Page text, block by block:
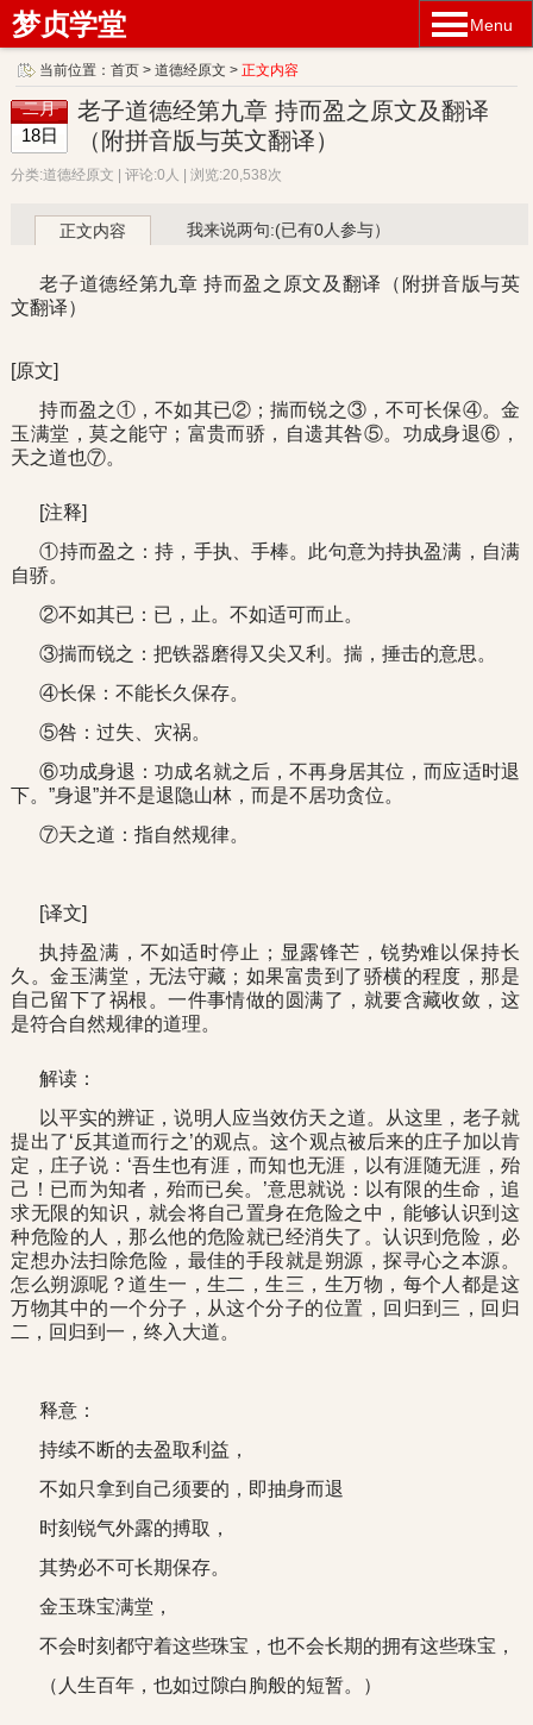
Menu
梦贞学堂
当前位置：首页 >道德经原文 >正文内容
二月
18日
老子道德经第九章 持而盈之原文及翻译
（附拼音版与英文翻译）
分类:道德经原文 | 评论:0人 | 浏览:20,538次
正文内容 我来说两句:(已有0人参与）
老子道德经第九章 持而盈之原文及翻译（附拼音版与英
文翻译）
[原文]
持而盈之①，不如其已②；揣而锐之③，不可长保④。金
玉满堂，莫之能守；富贵而骄，自遗其咎⑤。功成身退⑥，
天之道也⑦。
[注释]
①持而盈之：持，手执、手棒。此句意为持执盈满，自满
自骄。
②不如其已：已，止。不如适可而止。
③揣而锐之：把铁器磨得又尖又利。揣，捶击的意思。
④长保：不能长久保存。
⑤咎：过失、灾祸。
⑥功成身退：功成名就之后，不再身居其位，而应适时退
下。”身退”并不是退隐山林，而是不居功贪位。
⑦天之道：指自然规律。
[译文]
执持盈满，不如适时停止；显露锋芒，锐势难以保持长
久。金玉满堂，无法守藏；如果富贵到了骄横的程度，那是
自己留下了祸根。一件事情做的圆满了，就要含藏收敛，这
是符合自然规律的道理。
解读：
以平实的辨证，说明人应当效仿天之道。从这里，老子就
提出了‘反其道而行之’的观点。这个观点被后来的庄子加以肯
定，庄子说：‘吾生也有涯，而知也无涯，以有涯随无涯，殆
己！已而为知者，殆而已矣。’意思就说：以有限的生命，追
求无限的知识，就会将自己置身在危险之中，能够认识到这
种危险的人，那么他的危险就已经消失了。认识到危险，必
定想办法扫除危险，最佳的手段就是朔源，探寻心之本源。
怎么朔源呢？道生一，生二，生三，生万物，每个人都是这
万物其中的一个分子，从这个分子的位置，回归到三，回归
二，回归到一，终入大道。
释意：
持续不断的去盈取利益，
不如只拿到自己须要的，即抽身而退
时刻锐气外露的搏取，
其势必不可长期保存。
金玉珠宝满堂，
不会时刻都守着这些珠宝，也不会长期的拥有这些珠宝，
（人生百年，也如过隙白朐般的短暂。）